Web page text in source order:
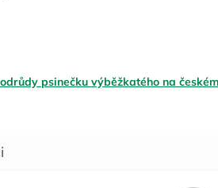
psinečku výběžkatého na